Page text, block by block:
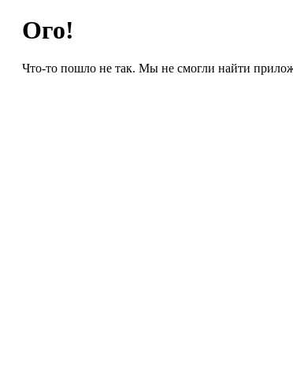
Ого!
Что-то пошло не так. Мы не смогли найти